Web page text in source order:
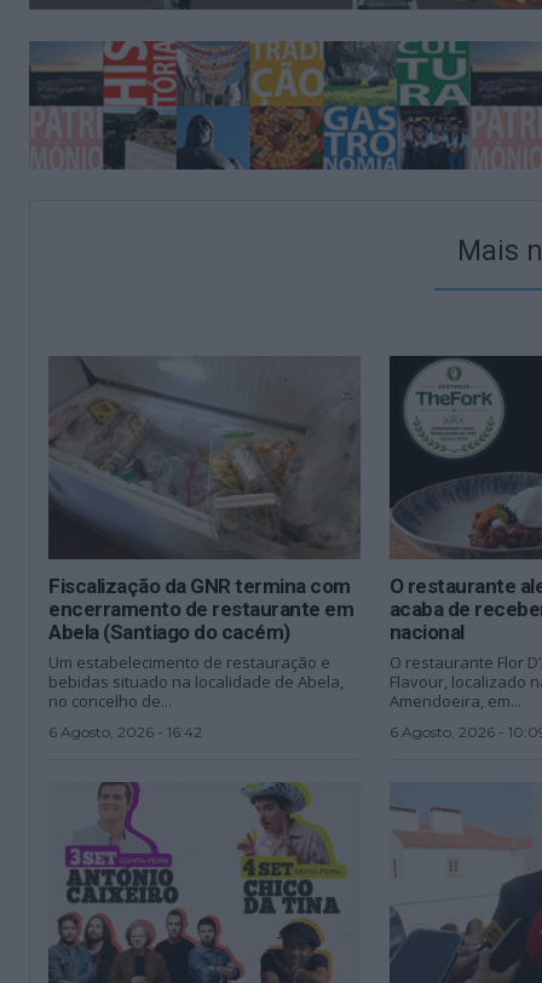
Mais
Fiscalização da GNR termina com
encerramento de restaurante em
Abela (Santiago do cacém)
Um estabelecimento de restauração e
bebidas situado na localidade de Abela,
no concelho de...
6 Agosto, 2026 - 16:42
O restaurante
acaba de
nacional
O restaurante Flor
Flavour, localizado
Amendoeira, em...
6 Agosto, 2026 -